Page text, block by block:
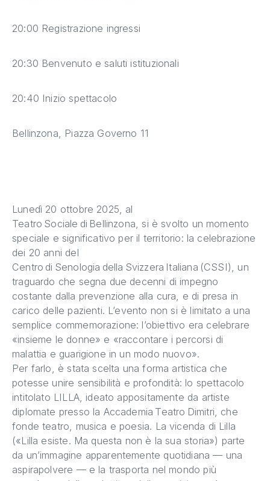
20:00 Registrazione ingressi
20:30 Benvenuto e saluti istituzionali
20:40 Inizio spettacolo
Bellinzona, Piazza Governo 11
Lunedì 20 ottobre 2025, al
Teatro Sociale di Bellinzona, si è svolto un momento
speciale e significativo per il territorio: la celebrazione
dei 20 anni del
Centro di Senologia della Svizzera Italiana (CSSI), un
traguardo che segna due decenni di impegno
costante dalla prevenzione alla cura, e di presa in
carico delle pazienti. L’evento non si è limitato a una
semplice commemorazione: l’obiettivo era celebrare
«insieme le donne» e «raccontare i percorsi di
malattia e guarigione in un modo nuovo».
Per farlo, è stata scelta una forma artistica che
potesse unire sensibilità e profondità: lo spettacolo
intitolato LILLA, ideato appositamente da artiste
diplomate presso la Accademia Teatro Dimitri, che
fonde teatro, musica e poesia. La vicenda di Lilla
(«Lilla esiste. Ma questa non è la sua storia») parte
da un’immagine apparentemente quotidiana — una
aspirapolvere — e la trasporta nel mondo più